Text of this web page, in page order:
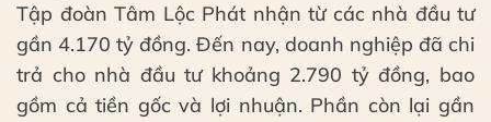
Tập đoàn Tâm Lộc Phát nhận từ các nhà đầu tư
gần 4.170 tỷ đồng. Đến nay, doanh nghiệp đã chi
trả cho nhà đầu tư khoảng 2.790 tỷ đồng, bao
gồm cả tiền gốc và lợi nhuận. Phần còn lại gần